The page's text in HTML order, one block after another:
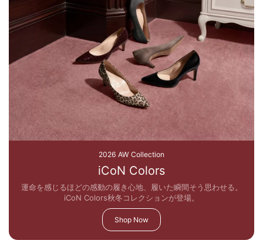
2026 AW Collection
iCoN Colors
運命を感じるほどの感動の履き心地、履いた瞬間そう思わせる。
iCoN Colors秋冬コレクションが登場。
Shop Now